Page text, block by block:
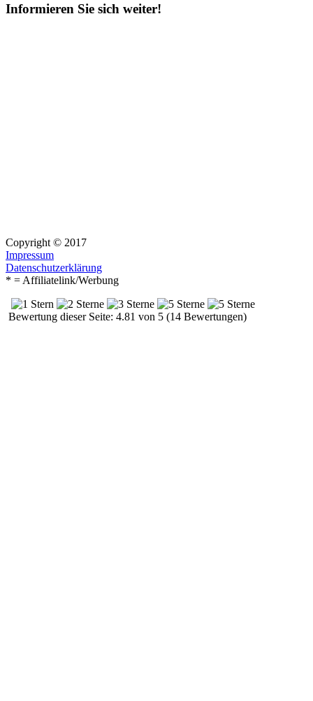
Informieren Sie sich weiter!
Copyright © 2017
Impressum
Datenschutzerklärung
* = Affiliatelink/Werbung
Bewertung dieser Seite: 4.81 von 5 (14 Bewertungen)